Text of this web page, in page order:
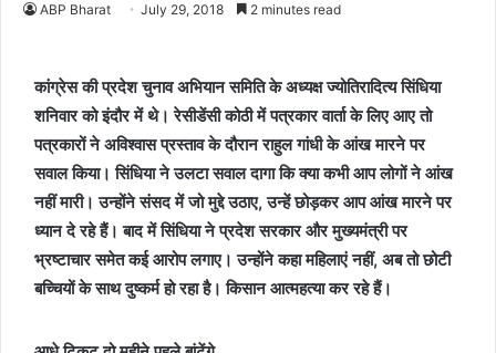
ABP Bharat July 29, 2018 2 minutes read
कांग्रेस की प्रदेश चुनाव अभियान समिति के अध्यक्ष ज्योतिरादित्य सिंधिया
शनिवार को इंदौर में थे। रेसीडेंसी कोठी में पत्रकार वार्ता के लिए आए तो
पत्रकारों ने अविश्वास प्रस्ताव के दौरान राहुल गांधी के आंख मारने पर
सवाल किया। सिंधिया ने उलटा सवाल दागा कि क्या कभी आप लोगों ने आंख
नहीं मारी। उन्होंने संसद में जो मुद्दे उठाए, उन्हें छोड़कर आप आंख मारने पर
ध्यान दे रहे हैं। बाद में सिंधिया ने प्रदेश सरकार और मुख्यमंत्री पर
भ्रष्टाचार समेत कई आरोप लगाए। उन्होंने कहा महिलाएं नहीं, अब तो छोटी
बच्चियों के साथ दुष्कर्म हो रहा है। किसान आत्महत्या कर रहे हैं।